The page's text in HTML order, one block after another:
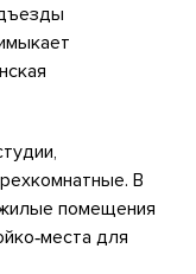
В
помещения
для